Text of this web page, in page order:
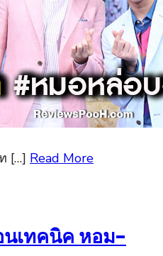
[…] Read More
นเทคนิค หอม-